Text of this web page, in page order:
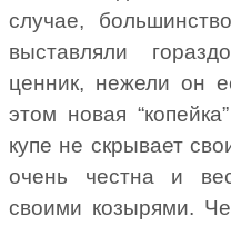
случае,
выставляли
ценник, нежели он
этом новая
купе не скрывает
очень честна и
своими козырями.